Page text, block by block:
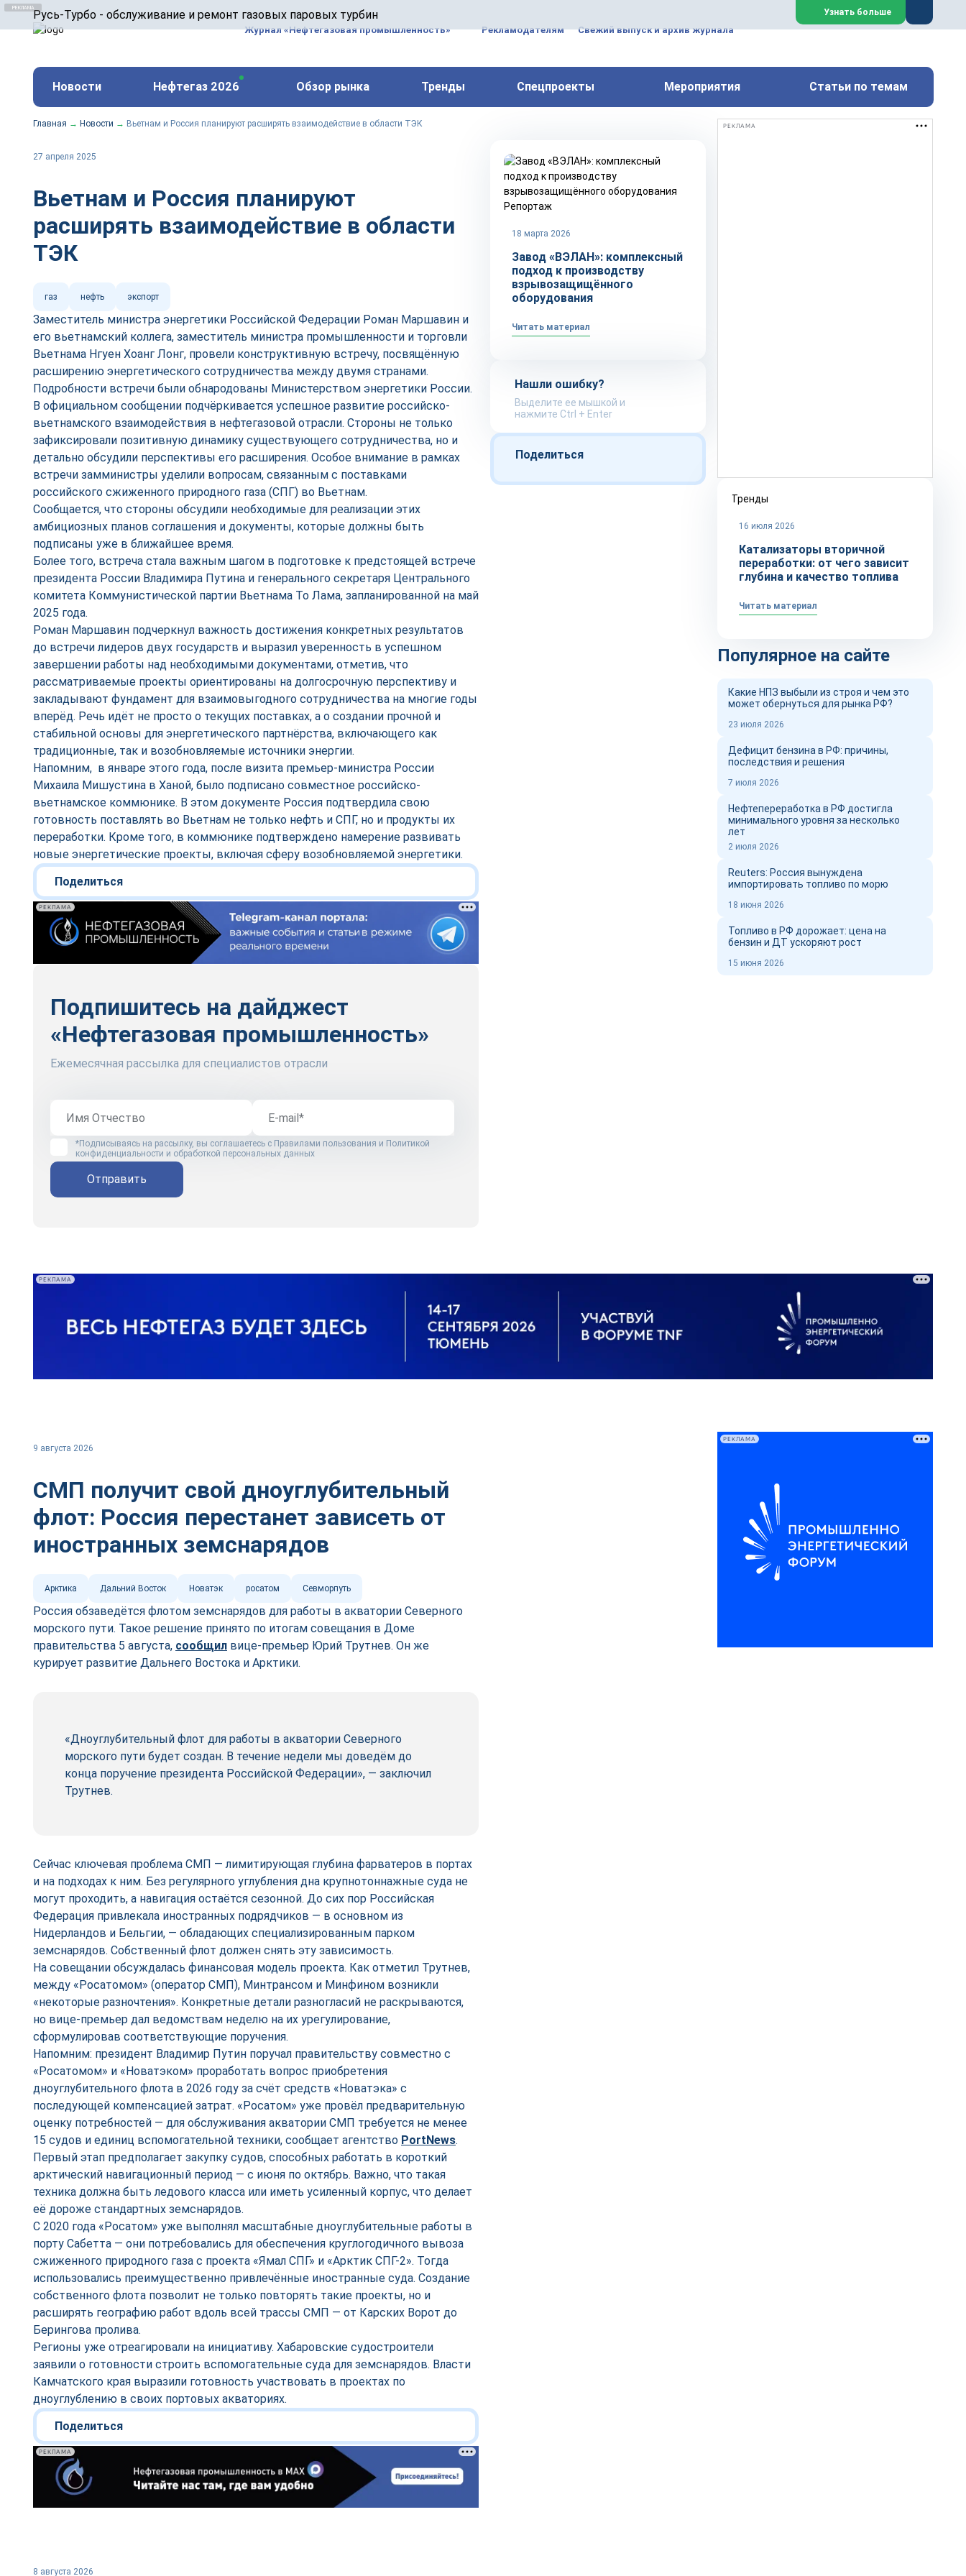
Русь-Турбо - обслуживание и ремонт газовых паровых турбин
ООО «Русь-Турбо» занимается сервисом газовых и паровых турбин, комплексным ремонтом, восстановлением, техническим обслуживанием
оборудования ТЭС, зарубежных поршневых машин и компрессоров, которые работают на нефтегазовых, нефтехимических, металлургических
и других предприятиях.
Реклама. ООО «Русь-Турбо», ИНН 7802588950
erid: F7NfYUJCUneVdwPs4znf
Закрыть
Узнать больше
Журнал «Нефтегазовая промышленность» Рекламодателям Свежий выпуск и архив журнала
Новости Нефтегаз 2026 Обзор рынка Тренды Спецпроекты Мероприятия Статьи по темам
Главная → Новости → Вьетнам и Россия планируют расширять взаимодействие в области ТЭК
27 апреля 2025
Вьетнам и Россия планируют
расширять взаимодействие в области
ТЭК
газ нефть экспорт
Заместитель министра энергетики Российской Федерации Роман Маршавин и
его вьетнамский коллега, заместитель министра промышленности и торговли
Вьетнама Нгуен Хоанг Лонг, провели конструктивную встречу, посвящённую
расширению энергетического сотрудничества между двумя странами.
Подробности встречи были обнародованы Министерством энергетики России.
В официальном сообщении подчёркивается успешное развитие российско-
вьетнамского взаимодействия в нефтегазовой отрасли. Стороны не только
зафиксировали позитивную динамику существующего сотрудничества, но и
детально обсудили перспективы его расширения. Особое внимание в рамках
встречи замминистры уделили вопросам, связанным с поставками
российского сжиженного природного газа (СПГ) во Вьетнам.
Сообщается, что стороны обсудили необходимые для реализации этих
амбициозных планов соглашения и документы, которые должны быть
подписаны уже в ближайшее время.
Более того, встреча стала важным шагом в подготовке к предстоящей встрече
президента России Владимира Путина и генерального секретаря Центрального
комитета Коммунистической партии Вьетнама То Лама, запланированной на май
2025 года.
Роман Маршавин подчеркнул важность достижения конкретных результатов
до встречи лидеров двух государств и выразил уверенность в успешном
завершении работы над необходимыми документами, отметив, что
рассматриваемые проекты ориентированы на долгосрочную перспективу и
закладывают фундамент для взаимовыгодного сотрудничества на многие годы
вперёд. Речь идёт не просто о текущих поставках, а о создании прочной и
стабильной основы для энергетического партнёрства, включающего как
традиционные, так и возобновляемые источники энергии.
Напомним, в январе этого года, после визита премьер-министра России
Михаила Мишустина в Ханой, было подписано совместное российско-
вьетнамское коммюнике. В этом документе Россия подтвердила свою
готовность поставлять во Вьетнам не только нефть и СПГ, но и продукты их
переработки. Кроме того, в коммюнике подтверждено намерение развивать
новые энергетические проекты, включая сферу возобновляемой энергетики.
Поделиться
РЕКЛАМА
Подпишитесь на дайджест
«Нефтегазовая промышленность»
Ежемесячная рассылка для специалистов отрасли
*Подписываясь на рассылку, вы соглашаетесь с Правилами пользования и Политикой
конфиденциальности и обработкой персональных данных
Отправить
Репортаж
18 марта 2026
Завод «ВЭЛАН»: комплексный
подход к производству
взрывозащищённого
оборудования
Читать материал
Нашли ошибку?
Выделите ее мышкой и
нажмите Ctrl + Enter
Поделиться
РЕКЛАМА
Тренды
16 июля 2026
Катализаторы вторичной
переработки: от чего зависит
глубина и качество топлива
Читать материал
Популярное на сайте
Какие НПЗ выбыли из строя и чем это
может обернуться для рынка РФ?
23 июля 2026
Дефицит бензина в РФ: причины,
последствия и решения
7 июля 2026
Нефтепереработка в РФ достигла
минимального уровня за несколько
лет
2 июля 2026
Reuters: Россия вынуждена
импортировать топливо по морю
18 июня 2026
Топливо в РФ дорожает: цена на
бензин и ДТ ускоряют рост
15 июня 2026
РЕКЛАМА
9 августа 2026
СМП получит свой дноуглубительный
флот: Россия перестанет зависеть от
иностранных земснарядов
Арктика Дальний Восток Новатэк росатом Севморпуть
Россия обзаведётся флотом земснарядов для работы в акватории Северного
морского пути. Такое решение принято по итогам совещания в Доме
правительства 5 августа, сообщил вице-премьер Юрий Трутнев. Он же
курирует развитие Дальнего Востока и Арктики.
«Дноуглубительный флот для работы в акватории Северного
морского пути будет создан. В течение недели мы доведём до
конца поручение президента Российской Федерации», — заключил
Трутнев.
Сейчас ключевая проблема СМП — лимитирующая глубина фарватеров в портах
и на подходах к ним. Без регулярного углубления дна крупнотоннажные суда не
могут проходить, а навигация остаётся сезонной. До сих пор Российская
Федерация привлекала иностранных подрядчиков — в основном из
Нидерландов и Бельгии, — обладающих специализированным парком
земснарядов. Собственный флот должен снять эту зависимость.
На совещании обсуждалась финансовая модель проекта. Как отметил Трутнев,
между «Росатомом» (оператор СМП), Минтрансом и Минфином возникли
«некоторые разночтения». Конкретные детали разногласий не раскрываются,
но вице-премьер дал ведомствам неделю на их урегулирование,
сформулировав соответствующие поручения.
Напомним: президент Владимир Путин поручал правительству совместно с
«Росатомом» и «Новатэком» проработать вопрос приобретения
дноуглубительного флота в 2026 году за счёт средств «Новатэка» с
последующей компенсацией затрат. «Росатом» уже провёл предварительную
оценку потребностей — для обслуживания акватории СМП требуется не менее
15 судов и единиц вспомогательной техники, сообщает агентство PortNews.
Первый этап предполагает закупку судов, способных работать в короткий
арктический навигационный период — с июня по октябрь. Важно, что такая
техника должна быть ледового класса или иметь усиленный корпус, что делает
её дороже стандартных земснарядов.
С 2020 года «Росатом» уже выполнял масштабные дноуглубительные работы в
порту Сабетта — они потребовались для обеспечения круглогодичного вывоза
сжиженного природного газа с проекта «Ямал СПГ» и «Арктик СПГ-2». Тогда
использовались преимущественно привлечённые иностранные суда. Создание
собственного флота позволит не только повторять такие проекты, но и
расширять географию работ вдоль всей трассы СМП — от Карских Ворот до
Берингова пролива.
Регионы уже отреагировали на инициативу. Хабаровские судостроители
заявили о готовности строить вспомогательные суда для земснарядов. Власти
Камчатского края выразили готовность участвовать в проектах по
дноуглублению в своих портовых акваториях.
Поделиться
РЕКЛАМА
8 августа 2026
РЕКЛАМА